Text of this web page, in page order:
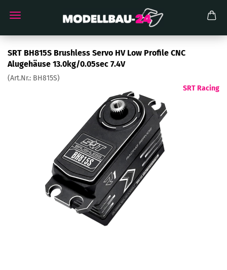
SRT BH815S Brushless Servo HV Low Profile CNC
Alugehäuse 13.0kg/0.05sec 7.4V
(Art.Nr.: BH815S)
SRT Racing